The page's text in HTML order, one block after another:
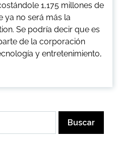
1,175 millones de
ya no será más la
Se podría decir que es
de la corporación
y entretenimiento,